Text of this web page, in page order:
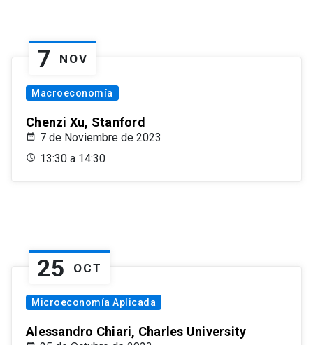
7 NOV
Macroeconomía
Chenzi Xu, Stanford
7 de Noviembre de 2023
13:30 a 14:30
25 OCT
Microeconomía Aplicada
Alessandro Chiari, Charles University